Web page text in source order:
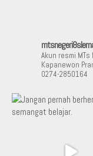
Akun resmi
Kapanewon
0274-2850164